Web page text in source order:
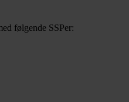
følgende SSPer: